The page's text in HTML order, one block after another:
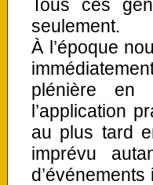
Tous ces
seulement.
À l’époque
plénière en
l’application
au plus tard
imprévu